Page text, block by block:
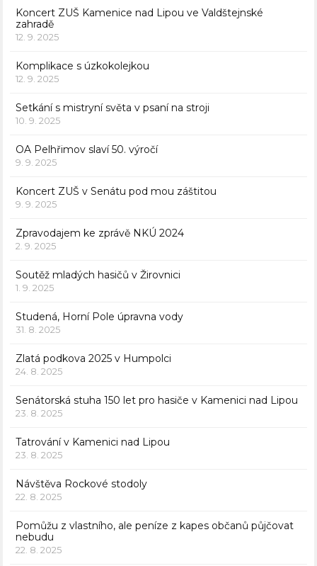
Koncert ZUŠ Kamenice nad Lipou ve Valdštejnské
zahradě
12. 9. 2025
Komplikace s úzkokolejkou
12. 9. 2025
Setkání s mistryní světa v psaní na stroji
10. 9. 2025
OA Pelhřimov slaví 50. výročí
9. 9. 2025
Koncert ZUŠ v Senátu pod mou záštitou
9. 9. 2025
Zpravodajem ke zprávě NKÚ 2024
2. 9. 2025
Soutěž mladých hasičů v Žirovnici
1. 9. 2025
Studená, Horní Pole úpravna vody
31. 8. 2025
Zlatá podkova 2025 v Humpolci
24. 8. 2025
Senátorská stuha 150 let pro hasiče v Kamenici nad Lipou
23. 8. 2025
Tatrování v Kamenici nad Lipou
23. 8. 2025
Návštěva Rockové stodoly
22. 8. 2025
Pomůžu z vlastního, ale peníze z kapes občanů půjčovat
nebudu
22. 8. 2025